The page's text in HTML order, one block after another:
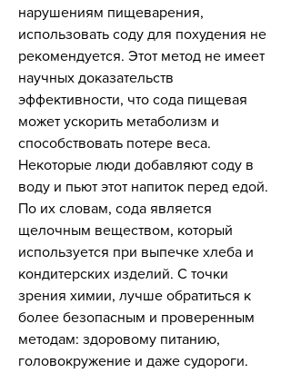
нарушениям пищеварения,
использовать соду для похудения не
рекомендуется. Этот метод не имеет
научных доказательств
эффективности, что сода пищевая
может ускорить метаболизм и
способствовать потере веса.
Некоторые люди добавляют соду в
воду и пьют этот напиток перед едой.
По их словам, сода является
щелочным веществом, который
используется при выпечке хлеба и
кондитерских изделий. С точки
зрения химии, лучше обратиться к
более безопасным и проверенным
методам: здоровому питанию,
головокружение и даже судороги.